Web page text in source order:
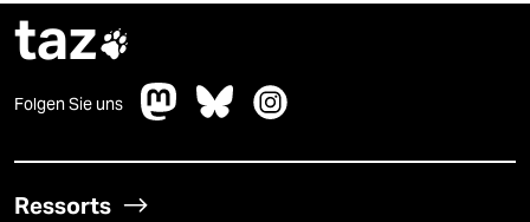
taz
Folgen Sie uns
Ressorts